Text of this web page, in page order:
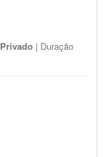
Privado | Duração